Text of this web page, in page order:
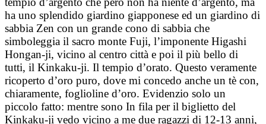
ha uno splendido giardino giapponese ed un giardino di
sabbia Zen con un grande cono di sabbia che
simboleggia il sacro monte Fuji, l’imponente Higashi
Hongan-ji, vicino al centro città e poi il più bello di
tutti, il Kinkaku-ji. Il tempio d’orato. Questo veramente
ricoperto d’oro puro, dove mi concedo anche un tè con,
chiaramente, foglioline d’oro. Evidenzio solo un
piccolo fatto: mentre sono In fila per il biglietto del
Kinkaku-ji vedo vicino a me due ragazzi di 12-13 anni,